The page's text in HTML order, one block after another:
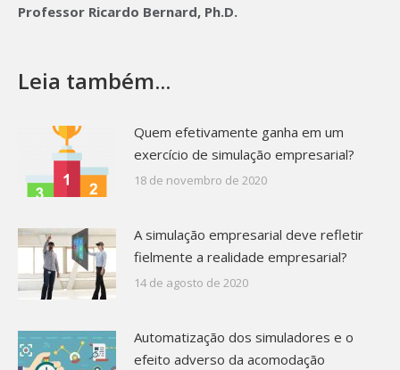
Professor Ricardo Bernard, Ph.D.
Leia também...
Quem efetivamente ganha em um
exercício de simulação empresarial?
18 de novembro de 2020
A simulação empresarial deve refletir
fielmente a realidade empresarial?
14 de agosto de 2020
Automatização dos simuladores e o
efeito adverso da acomodação